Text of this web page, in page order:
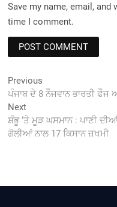
Save my name, email,
time I comment.
Post
navigation
Previous
post:
ਪੰਜਾਬ ਦੇ 8 ਨੌਜਵਾਨ ਭਾਰਤੀ
NextNext
post:
ਸ਼ੰਭੂ ‘ਤੇ ਮੂੜ ਘਸਮਾਨ : ਪਾਣੀ
ਗੋਲੀਆਂ ਨਾਲ 17 ਕਿਸਾਨ ਜ਼ਖਮੀ